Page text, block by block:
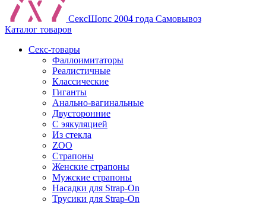
СексШопс 2004 года Самовывоз
Каталог товаров
Секс-товары
Фаллоимитаторы
Реалистичные
Классические
Гиганты
Анально-вагинальные
Двусторонние
С эякуляцией
Из стекла
ZOO
Страпоны
Женские страпоны
Мужские страпоны
Насадки для Strap-On
Трусики для Strap-On